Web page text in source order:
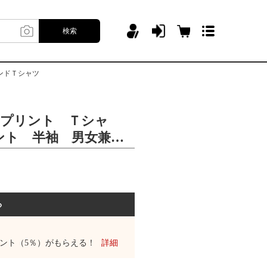
検索
Ｔシャツ
リント Ｔシャ
ト 半袖 男女兼
ャツ
ト（5％）がもらえる！ 詳細